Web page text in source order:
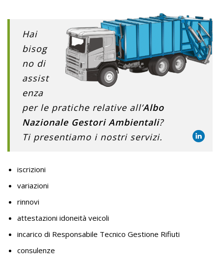
Hai
bisog
no di
assist
enza
per le pratiche relative all’Albo
Nazionale Gestori Ambientali?
Ti presentiamo i nostri servizi.
iscrizioni
variazioni
rinnovi
attestazioni idoneità veicoli
incarico di Responsabile Tecnico Gestione Rifiuti
consulenze